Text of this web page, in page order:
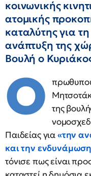
κοινωνικής
ατομικής
καταλύτης για
ανάπτυξη της
Βουλή ο
Ο της
Παιδείας για«την
και την
τόνισε πως είναι